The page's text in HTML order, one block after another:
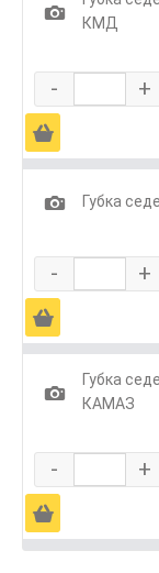
1
КМД
- +
Ä
1
Губка
- +
Ä
1
Губка
КАМАЗ
- +
Ä